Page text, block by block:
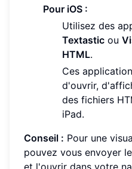
Pour iOS :
Utilisez des
Textastic ou
HTML.
Ces
d'ouvrir,
des fichiers
iPad.
Conseil : Pour une
pouvez vous envoyer
et l'ouvrir dans votre